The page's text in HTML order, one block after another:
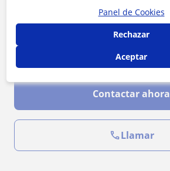
aviso legaly de
Contactar ahora
Llamar
Panel de Cookies
Rechazar
Aceptar